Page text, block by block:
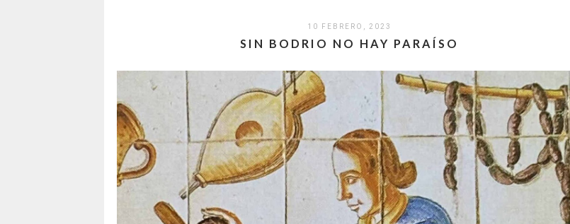
10 FEBRERO, 2023
SIN BODRIO NO HAY PARAÍSO